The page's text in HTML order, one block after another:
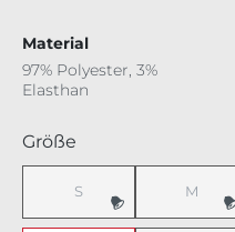
Material
97% Polyester, 3%
Elasthan
Größe
S(Diese Option ist zurzeit
M(Diese